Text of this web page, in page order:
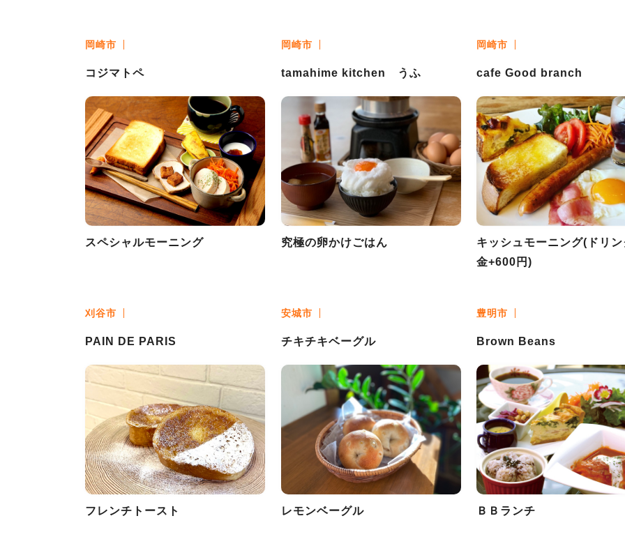
岡崎市
コジマトペ
スペシャルモーニング
岡崎市
tamahime kitchen うふ
究極の卵かけごはん
岡崎市
cafe Good branch
キッシュモーニング(ドリ
金+600円)
刈谷市
PAIN DE PARIS
フレンチトースト
安城市
チキチキベーグル
レモンベーグル
豊明市
Brown Beans
ＢＢランチ